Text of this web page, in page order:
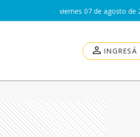
viernes 07 de agosto de
INGRESÁ